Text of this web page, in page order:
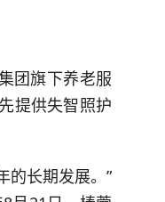
团旗下养老服
提供失智照护
的长期发展。”